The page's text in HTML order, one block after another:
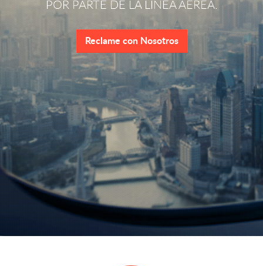
POR PARTE DE LA LÍNEA AÉREA.
Reclame con Nosotros